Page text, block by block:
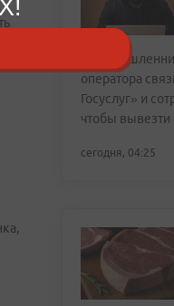
оператора
Госуслуг» и
чтобы
сегодня, 04:25